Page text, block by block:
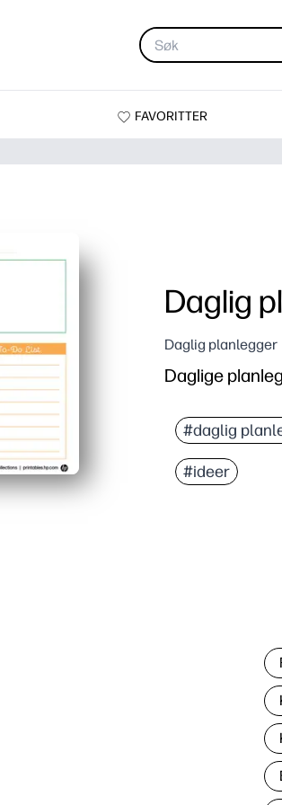
FAVORITTER
Daglig
Daglig planlegger
Daglige
#daglig
#ideer